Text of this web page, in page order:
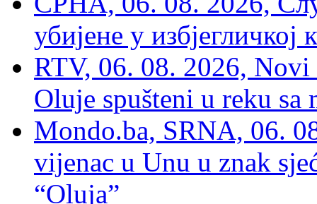
убијене у избјегличкој
RTV, 06. 08. 2026, Novi
Oluje spušteni u reku sa
Mondo.ba, SRNA, 06.
vijenac u Unu u znak
“Oluja”